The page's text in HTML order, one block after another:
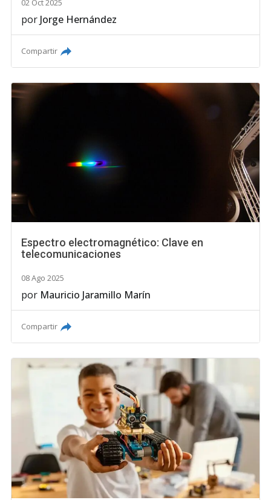
02 Oct 2025
por Jorge Hernández
Compartir
Espectro electromagnético: Clave en
telecomunicaciones
08 Ago 2025
por Mauricio Jaramillo Marín
Compartir